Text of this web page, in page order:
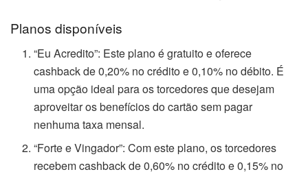
Planos disponíveis
“Eu Acredito”: Este plano é gratuito e oferece
cashback de 0,20% no crédito e 0,10% no débito. É
uma opção ideal para os torcedores que desejam
aproveitar os benefícios do cartão sem pagar
nenhuma taxa mensal.
“Forte e Vingador”: Com este plano, os torcedores
recebem cashback de 0,60% no crédito e 0,15% no